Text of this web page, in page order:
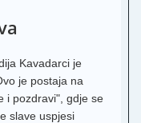
Kavadarci je
je postaja na
i pozdravi", gdje se
slave uspjesi